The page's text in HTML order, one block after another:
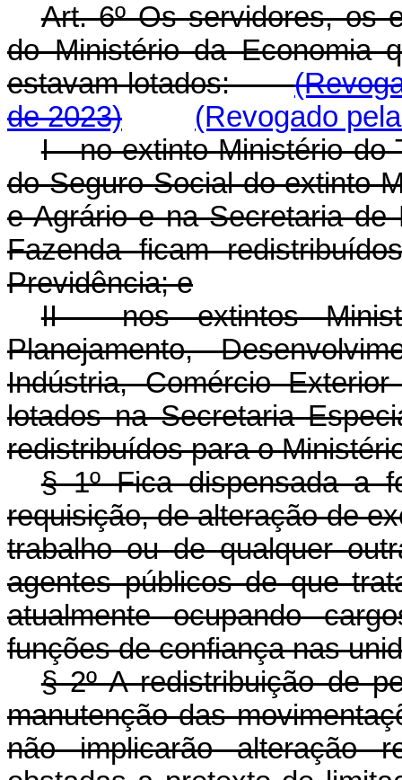
Art. 6º Os servidores, os
do Ministério da Economia
estavam lotados:
de 2023)
(Revogado
I - no extinto Ministério do
do Seguro Social do extinto
e Agrário e na Secretaria de
Fazenda ficam
Previdência; e
II - nos extintos
Planejamento,
Indústria, Comércio
lotados na Secretaria
redistribuídos para o
§ 1º Fica dispensada a
requisição, de alteração de
trabalho ou de qualquer
agentes públicos de que
atualmente ocupando
funções de confiança nas
§ 2º A redistribuição de
manutenção das
não implicarão alteração